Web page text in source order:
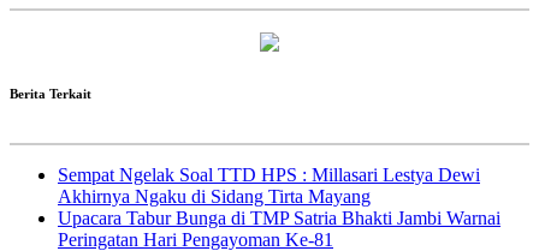
Berita Terkait
Sempat Ngelak Soal TTD HPS : Millasari Lestya Dewi
Akhirnya Ngaku di Sidang Tirta Mayang
Upacara Tabur Bunga di TMP Satria Bhakti Jambi Warnai
Peringatan Hari Pengayoman Ke-81